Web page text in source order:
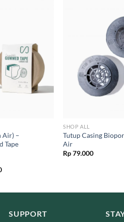
Air) –
Tape
Price
SHOP ALL
Tutup Casing
Air
Rp79.000
SUPPORT